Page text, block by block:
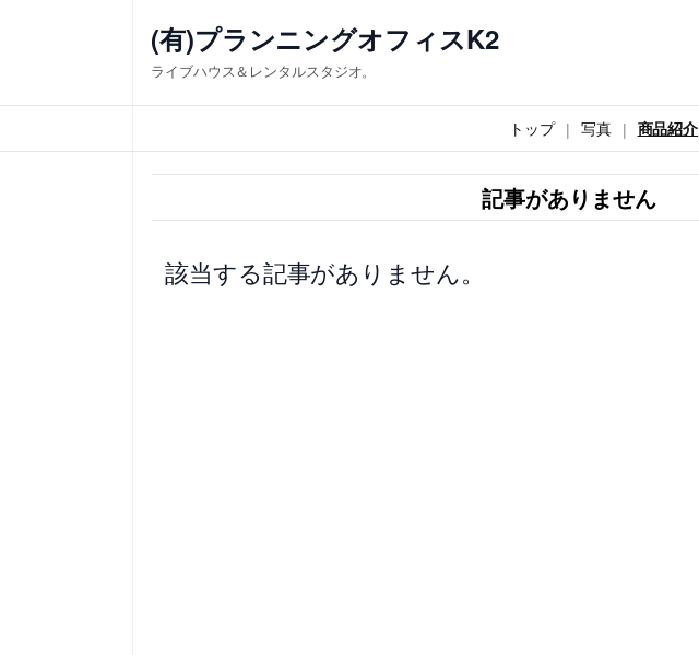
ス
キ
(有)プランニングオフィスK2
ライブハウス＆レンタルスタジオ。
トップ 写真 商品紹介
記事がありません
該当する記事がありません。